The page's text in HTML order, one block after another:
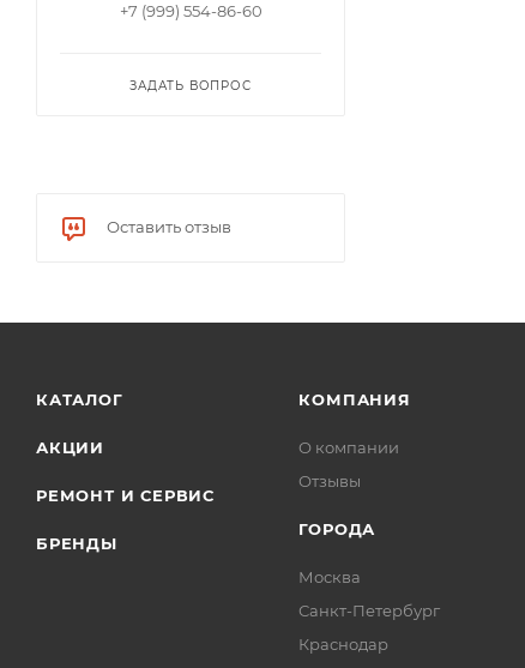
Оставить отзыв
+7 (999) 554-86-60
ЗАДАТЬ ВОПРОС
КАТАЛОГ
АКЦИИ
РЕМОНТ И СЕРВИС
БРЕНДЫ
КОМПАНИЯ
О компании
Отзывы
ГОРОДА
Москва
Санкт-Петербург
Краснодар